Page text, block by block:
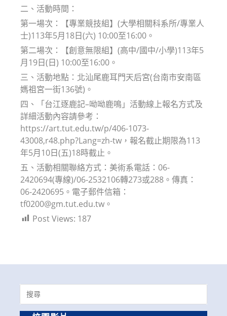
二、活動時間：
第一場次：【專業競技組】(大學相關科系所/專業人
士)113年5月18日(六) 10:00至16:00。
第二場次：【創意無限組】(高中/國中/小學)113年5
月19日(日) 10:00至16:00。
三、活動地點：北汕尾鹿耳門天后宮(台南市安南區
媽祖宮一街136號)。
四、「台江逐鹿記–呦呦鹿鳴」活動線上報名方式及
詳細活動內容請參考：
https://art.tut.edu.tw/p/406-1073-
43008,r48.php?Lang=zh-tw，報名截止期限為113
年5月10日(五)18時截止。
五、活動相關聯絡方式：美術系電話：06-
2420694(專線)/06-2532106轉273或288。傳真：
06-2420695。電子郵件信箱：
tf0200@gm.tut.edu.tw。
Post Views: 187
Search
for: